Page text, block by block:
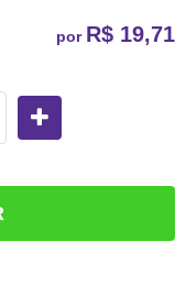
por R$ 19,71